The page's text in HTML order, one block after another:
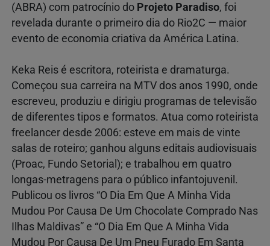
(ABRA) com patrocínio do Projeto Paradiso, foi
revelada durante o primeiro dia do Rio2C — maior
evento de economia criativa da América Latina.
Keka Reis é escritora, roteirista e dramaturga.
Começou sua carreira na MTV dos anos 1990, onde
escreveu, produziu e dirigiu programas de televisão
de diferentes tipos e formatos. Atua como roteirista
freelancer desde 2006: esteve em mais de vinte
salas de roteiro; ganhou alguns editais audiovisuais
(Proac, Fundo Setorial); e trabalhou em quatro
longas-metragens para o público infantojuvenil.
Publicou os livros “O Dia Em Que A Minha Vida
Mudou Por Causa De Um Chocolate Comprado Nas
Ilhas Maldivas” e “O Dia Em Que A Minha Vida
Mudou Por Causa De Um Pneu Furado Em Santa